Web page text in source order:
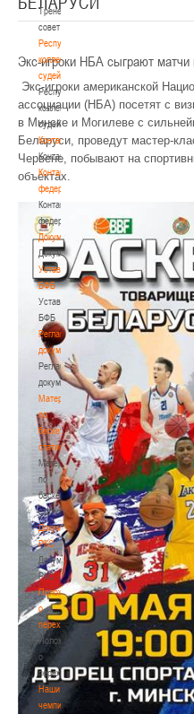
Тренерский
совет
Республиканская
коллегия
судей
Республиканская
коллегия
судей
Контакты
Контакты
Контакты
федерации
Контакты
федерации
Документы
Документы
Устав
БФБ
Устав
БФБ
Регламентирующие
документы
Регламентирующие
документы
Материалы
по
баскетбольной
статистике
Материалы
по
баскетбольной
статистике
Документы
РКС
Документы
РКС
Положение
о
переходах
Положение
о
переходах
Наши
чемпионы
Экс-игроки НБА сыграют матчи
Экс-игроки американской
ассоциации (НБА) посетят с
в Минске и Могилеве с
Беларуси, проведут мастер-
Червене, побывают на
объектах.